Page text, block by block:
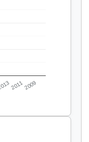
20112009